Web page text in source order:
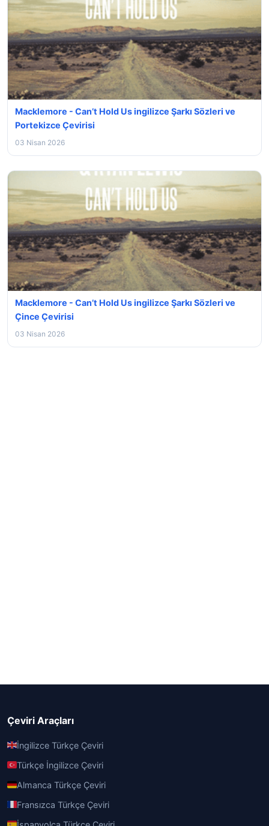
Macklemore - Can’t Hold Us ingilizce Şarkı Sözleri ve
Portekizce Çevirisi
03 Nisan 2026
Macklemore - Can’t Hold Us ingilizce Şarkı Sözleri ve
Çince Çevirisi
03 Nisan 2026
Çeviri Araçları
İngilizce Türkçe Çeviri
Türkçe İngilizce Çeviri
Almanca Türkçe Çeviri
Fransızca Türkçe Çeviri